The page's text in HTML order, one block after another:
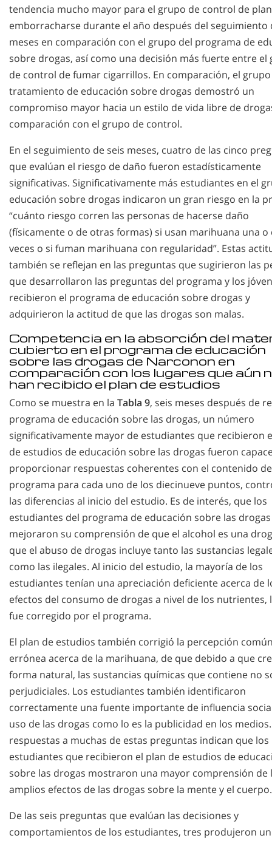
tendencia mucho mayor para el grupo de control de
emborracharse durante el año después del seguimiento
meses en comparación con el grupo del programa de
sobre drogas, así como una decisión más fuerte entre el
de control de fumar cigarrillos. En comparación, el
tratamiento de educación sobre drogas demostró un
compromiso mayor hacia un estilo de vida libre de
comparación con el grupo de control.
En el seguimiento de seis meses, cuatro de las cinco
que evalúan el riesgo de daño fueron estadísticamente
significativas. Significativamente más estudiantes en el
educación sobre drogas indicaron un gran riesgo en la
“cuánto riesgo corren las personas de hacerse daño
(físicamente o de otras formas) si usan marihuana una o
veces o si fuman marihuana con regularidad”. Estas
también se reflejan en las preguntas que sugirieron las
que desarrollaron las preguntas del programa y los
recibieron el programa de educación sobre drogas y
adquirieron la actitud de que las drogas son malas.
Competencia en la absorción del
cubierto en el programa de educación
sobre las drogas de Narconon en
comparación con los lugares que aún
han recibido el plan de estudios
Como se muestra en la Tabla 9, seis meses después de
programa de educación sobre las drogas, un número
significativamente mayor de estudiantes que recibieron
de estudios de educación sobre las drogas fueron
proporcionar respuestas coherentes con el contenido
programa para cada uno de los diecinueve puntos,
las diferencias al inicio del estudio. Es de interés, que los
estudiantes del programa de educación sobre las drogas
mejoraron su comprensión de que el alcohol es una
que el abuso de drogas incluye tanto las sustancias
como las ilegales. Al inicio del estudio, la mayoría de los
estudiantes tenían una apreciación deficiente acerca de
efectos del consumo de drogas a nivel de los nutrientes,
fue corregido por el programa.
El plan de estudios también corrigió la percepción
errónea acerca de la marihuana, de que debido a que
forma natural, las sustancias químicas que contiene no
perjudiciales. Los estudiantes también identificaron
correctamente una fuente importante de influencia
uso de las drogas como lo es la publicidad en los
respuestas a muchas de estas preguntas indican que los
estudiantes que recibieron el plan de estudios de
sobre las drogas mostraron una mayor comprensión de
amplios efectos de las drogas sobre la mente y el cuerpo.
De las seis preguntas que evalúan las decisiones y
comportamientos de los estudiantes, tres produjeron un